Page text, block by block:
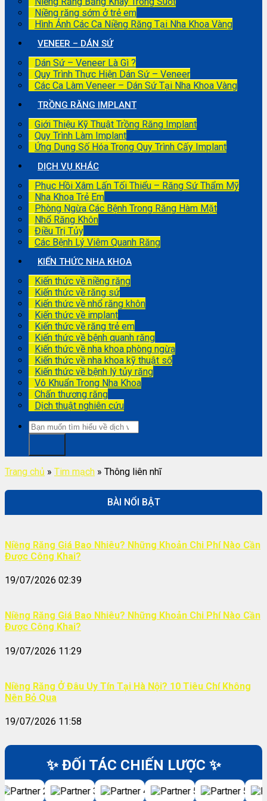
Niềng răng sớm ở trẻ em
Hình Ảnh Các Ca Niềng Răng Tại Nha Khoa Vàng
VENEER – DÁN SỨ
Dán Sứ – Veneer Là Gì ?
Quy Trình Thực Hiện Dán Sứ – Veneer
Các Ca Làm Veneer – Dán Sứ Tại Nha Khoa Vàng
TRỒNG RĂNG IMPLANT
Giới Thiệu Kỹ Thuật Trồng Răng Implant
Quy Trình Làm Implant
Ứng Dụng Số Hóa Trong Quy Trình Cấy Implant
DỊCH VỤ KHÁC
Phục Hồi Xâm Lấn Tối Thiểu – Răng Sứ Thẩm Mỹ
Nha Khoa Trẻ Em
Phòng Ngừa Các Bệnh Trong Răng Hàm Mặt
Nhổ Răng Khôn
Điều Trị Tủy
Các Bệnh Lý Viêm Quanh Răng
KIẾN THỨC NHA KHOA
Kiến thức về niềng răng
Kiến thức về răng sứ
Kiến thức về nhổ răng khôn
Kiến thức về implant
Kiến thức về răng trẻ em
Kiến thức về bệnh quanh răng
Kiến thức về nha khoa phòng ngừa
Kiến thức về nha khoa kỹ thuật số
Kiến thức về bệnh lý tủy răng
Vô Khuẩn Trong Nha Khoa
Chấn thương răng
Dịch thuật nghiên cứu
Trang chủ » Tim mạch » Thông liên nhĩ
BÀI NỔI BẬT
Niềng Răng Giá Bao Nhiêu? Những Khoản Chi Phí Nào Cần
Được Công Khai?
19/07/2026 02:39
Niềng Răng Giá Bao Nhiêu? Những Khoản Chi Phí Nào Cần
Được Công Khai?
19/07/2026 11:29
Niềng Răng Ở Đâu Uy Tín Tại Hà Nội? 10 Tiêu Chí Không
Nên Bỏ Qua
19/07/2026 11:58
✨ ĐỐI TÁC CHIẾN LƯỢC ✨